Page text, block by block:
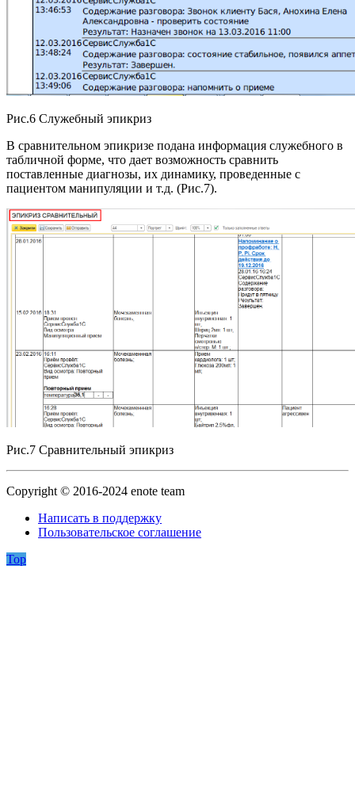
Рис.6 Служебный эпикриз
В сравнительном эпикризе подана информация служебного в
табличной форме, что дает возможность сравнить
поставленные диагнозы, их динамику, проведенные с
пациентом манипуляции и т.д. (Рис.7).
Рис.7 Сравнительный эпикриз
Copyright © 2016-2024 enote team
Написать в поддержку
Пользовательское соглашение
Top